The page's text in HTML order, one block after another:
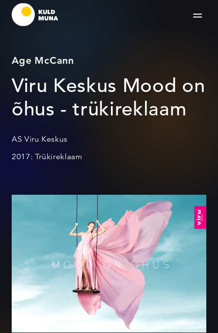
Age McCann
Viru Keskus Mood on
õhus - trükireklaam
AS Viru Keskus
2017: Trükireklaam